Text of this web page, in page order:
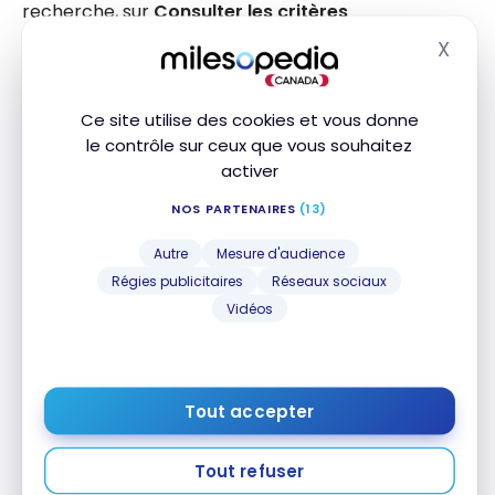
Ce site utilise des cookies et vous donne
le contrôle sur ceux que vous souhaitez
activer
NOS PARTENAIRES (13)
Autre
Mesure d'audience
Régies publicitaires
Réseaux sociaux
Vidéos
Tout accepter
Tout refuser
X
recherche, sur Consulter les critères
Puis, dans la fenêtre qui ouvrira, il faut cliquer sur le
boutonAppliquer la réduction.
Lors de la révision des vols, on pourra voir que le
rabais a été donné.